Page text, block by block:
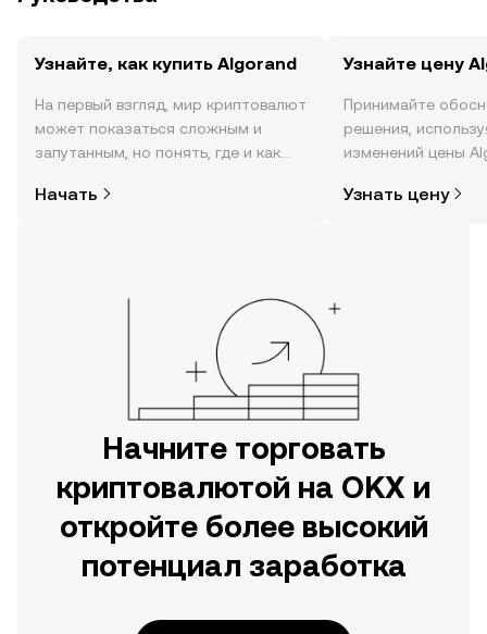
Узнайте, как купить Algorand
На первый взгляд, мир криптовалют
может показаться сложным и
запутанным, но понять, где и как
так сложно. Начните исследовать
Начать
Узнайте цену
Принимайте
решения,
изменений цены
настроениях в
Узнать цену
Начните торговать
криптовалютой на OKX и
откройте более высокий
потенциал заработка